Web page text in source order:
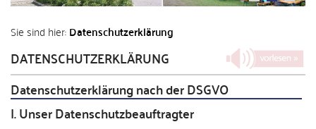
Sie sind hier:Datenschutzerklärung
DATENSCHUTZERKLÄRUNG
Datenschutzerklärung nach der DSGVO
I. Unser Datenschutzbeauftragter